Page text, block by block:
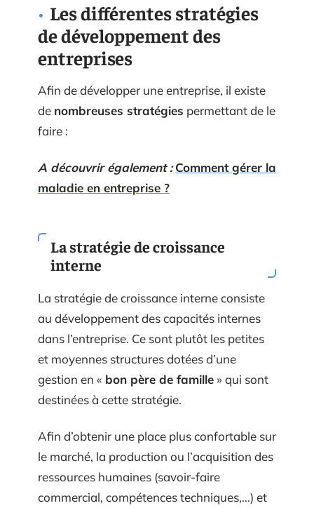
Les différentes stratégies
de développement des
entreprises
Afin de développer une entreprise, il existe
de nombreuses stratégies permettant de le
faire :
A découvrir également : Comment gérer la
maladie en entreprise ?
La stratégie de croissance
interne
La stratégie de croissance interne consiste
au développement des capacités internes
dans l’entreprise. Ce sont plutôt les petites
et moyennes structures dotées d’une
gestion en « bon père de famille » qui sont
destinées à cette stratégie.
Afin d’obtenir une place plus confortable sur
le marché, la production ou l’acquisition des
ressources humaines (savoir-faire
commercial, compétences techniques,…) et